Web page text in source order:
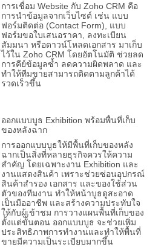
การเชื่อม Website กับ Zoho CRM คือ
การนำข้อมูลจากเว็บไซต์ เช่น แบบ
ฟอร์มติดต่อ (Contact Form), แบบ
ฟอร์มขอใบเสนอราคา, ลงทะเบียน
สัมมนา หรือดาวน์โหลดเอกสาร มาเก็บ
ไว้ใน Zoho CRM โดยอัตโนมัติ ช่วยลด
การคีย์ข้อมูลซ้ำ ลดความผิดพลาด และ
ทำให้ทีมขายสามารถติดตามลูกค้าได้
รวดเร็วขึ้น
ออกแบบบูธ Exhibition พร้อมพื้นที่เก็บ
ของหลังฉาก
การออกแบบบูธให้มีพื้นที่เก็บของหลัง
ฉากเป็นสิ่งที่หลายธุรกิจควรให้ความ
สำคัญ โดยเฉพาะงาน Exhibition และ
งานแสดงสินค้า เพราะช่วยซ่อนอุปกรณ์
สินค้าสำรอง เอกสาร และของใช้ส่วน
ตัวของทีมงาน ทำให้หน้าบูธดูสะอาด
เป็นมืออาชีพ และสร้างความประทับใจ
ให้กับผู้เข้าชม การวางแผนพื้นที่เก็บของ
ตั้งแต่ขั้นตอน ออกแบบบูธ จะช่วยเพิ่ม
ประสิทธิภาพการทำงานและทำให้พื้นที่
ขายมีความเป็นระเบียบมากขึ้น